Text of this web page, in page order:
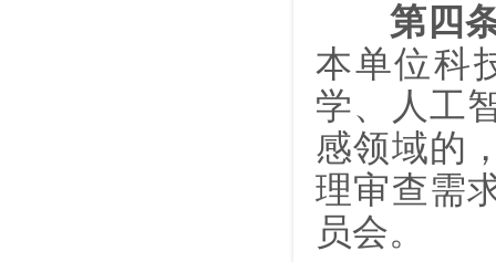
第四
本单位科
学、人工
感领域的
理审查需
员会。